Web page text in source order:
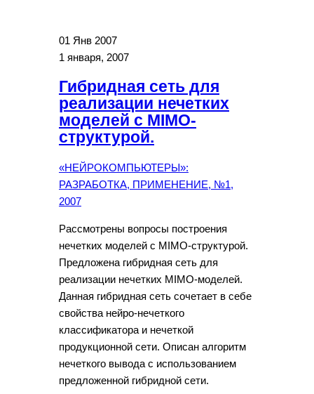
01 Янв 2007
1 января, 2007
Гибридная сеть для
реализации нечетких
моделей с MIMO-
структурой.
«НЕЙРОКОМПЬЮТЕРЫ»:
РАЗРАБОТКА, ПРИМЕНЕНИЕ, №1,
2007
Рассмотрены вопросы построения
нечетких моделей с MIMO-структурой.
Предложена гибридная сеть для
реализации нечетких MIMO-моделей.
Данная гибридная сеть сочетает в себе
свойства нейро-нечеткого
классификатора и нечеткой
продукционной сети. Описан алгоритм
нечеткого вывода с использованием
предложенной гибридной сети.